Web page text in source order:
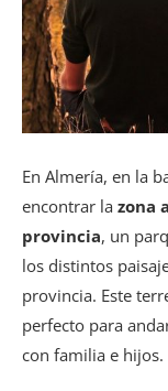
En Almería, en la
encontrar la zona
provincia, un
los distintos
provincia. Este
perfecto para
con familia e hijos.